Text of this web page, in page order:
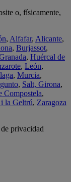
o, físicamente,
, Alfafar, Alicante,
, Burjassot,
, Huércal de
, León,
, Murcia,
, Salt, Girona,
Compostela,
la Geltrú, Zaragoza
privacidad